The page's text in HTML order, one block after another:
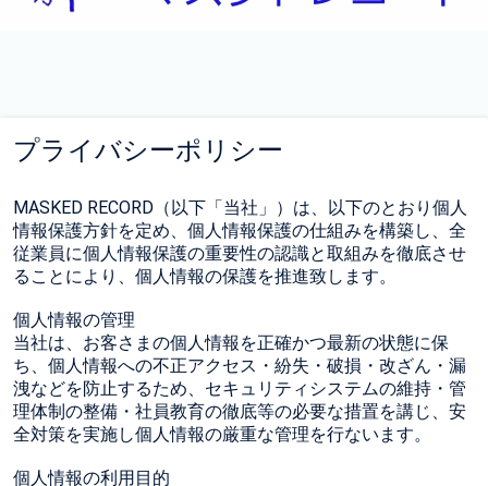
プライバシーポリシー
MASKED RECORD（以下「当社」）は、以下のとおり個人
情報保護方針を定め、個人情報保護の仕組みを構築し、全
従業員に個人情報保護の重要性の認識と取組みを徹底させ
ることにより、個人情報の保護を推進致します。
個人情報の管理
当社は、お客さまの個人情報を正確かつ最新の状態に保
ち、個人情報への不正アクセス・紛失・破損・改ざん・漏
洩などを防止するため、セキュリティシステムの維持・管
理体制の整備・社員教育の徹底等の必要な措置を講じ、安
全対策を実施し個人情報の厳重な管理を行ないます。
個人情報の利用目的